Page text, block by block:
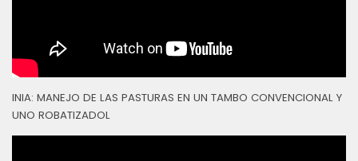
INIA: MANEJO DE LAS PASTURAS EN UN TAMBO CONVENCIONAL Y
UNO ROBATIZADOL